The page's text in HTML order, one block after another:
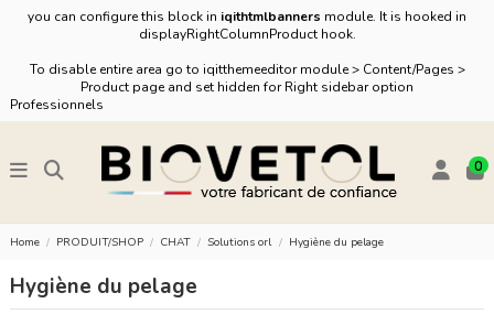
you can configure this block in iqithtmlbanners module. It is hooked in
displayRightColumnProduct hook.
To disable entire area go to iqitthemeeditor module > Content/Pages >
Product page and set hidden for Right sidebar option
Professionnels
0
Home PRODUIT/SHOP CHAT Solutions orl Hygiène du pelage
Hygiène du pelage